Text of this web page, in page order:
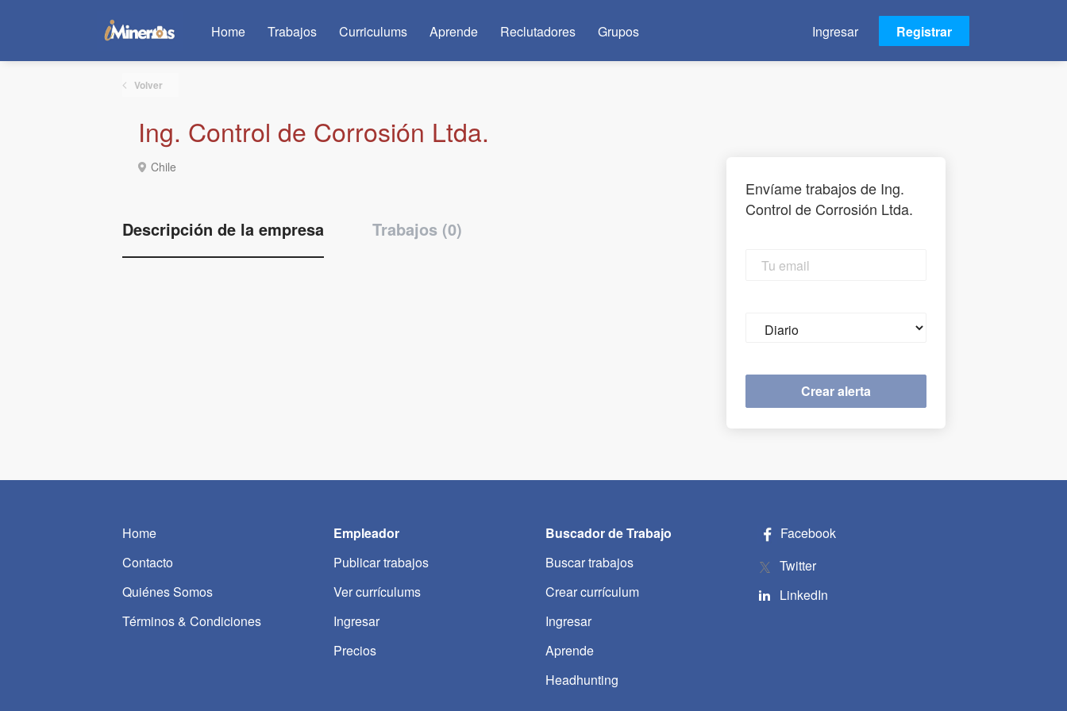
Ingresar Registrar
Home Trabajos Curriculums Aprende Reclutadores Grupos
Volver
Ing. Control de Corrosión Ltda.
Chile
Descripción de la empresa Trabajos (0)
Envíame trabajos de Ing.
Control de Corrosión Ltda.
email
frequency
Home
Contacto
Quiénes Somos
Términos & Condiciones
Empleador
Publicar trabajos
Ver currículums
Ingresar
Precios
Buscador de Trabajo
Buscar trabajos
Crear currículum
Ingresar
Aprende
Headhunting
Facebook
Twitter
LinkedIn